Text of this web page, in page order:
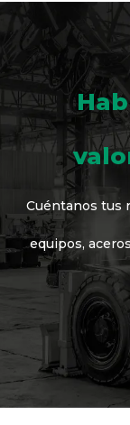
Cuéntanos tus
equipos,